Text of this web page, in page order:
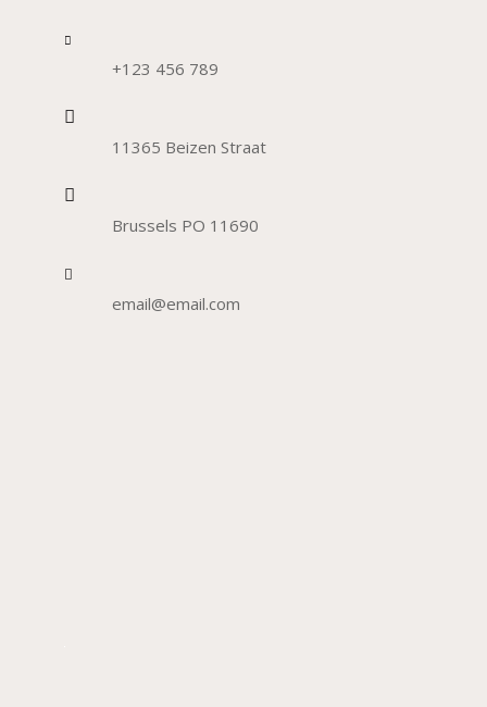
+123 456 789
11365 Beizen Straat
Brussels PO 11690
email@email.com